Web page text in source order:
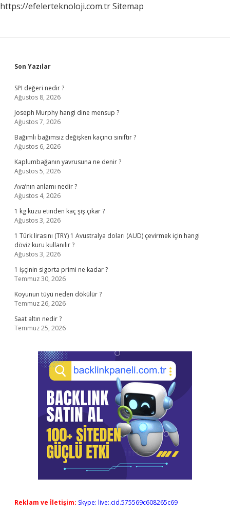
https://efelerteknoloji.com.trSitemap
Sidebar
Son Yazılar
SPI değeri nedir ?
Ağustos 8, 2026
Joseph Murphy hangi dine mensup ?
Ağustos 7, 2026
Bağımlı bağımsız değişken kaçıncı sınıftır ?
Ağustos 6, 2026
Kaplumbağanın yavrusuna ne denir ?
Ağustos 5, 2026
Ava’nın anlamı nedir ?
Ağustos 4, 2026
1 kg kuzu etinden kaç şiş çıkar ?
Ağustos 3, 2026
1 Türk lirasını (TRY) 1 Avustralya doları (AUD) çevirmek için hangi
döviz kuru kullanılır ?
Ağustos 3, 2026
1 işçinin sigorta primi ne kadar ?
Temmuz 30, 2026
Koyunun tüyü neden dökülür ?
Temmuz 26, 2026
Saat altın nedir ?
Temmuz 25, 2026
Reklam ve İletişim: Skype: live:.cid.575569c608265c69